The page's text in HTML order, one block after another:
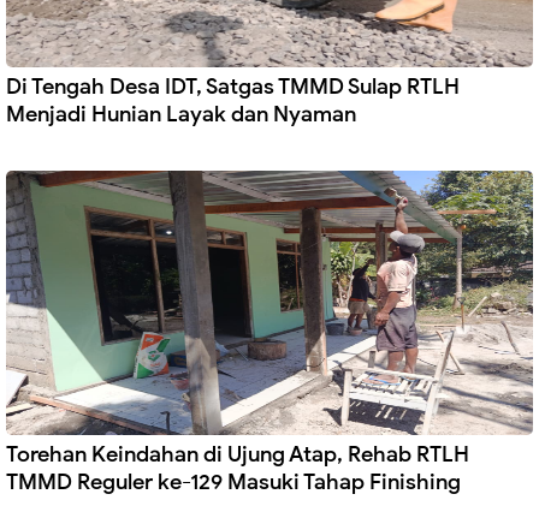
Di Tengah Desa IDT, Satgas TMMD Sulap RTLH
Menjadi Hunian Layak dan Nyaman
Torehan Keindahan di Ujung Atap, Rehab RTLH
TMMD Reguler ke-129 Masuki Tahap Finishing